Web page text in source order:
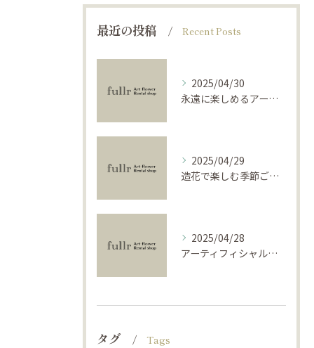
最近の投稿 Recent Posts
2025/04/30
永遠に楽しめるアーティフィシャルフラワーの使い方
2025/04/29
造花で楽しむ季節ごとのインテリア
2025/04/28
アーティフィシャルフラワーで学ぶ基礎と活用法
タグ Tags